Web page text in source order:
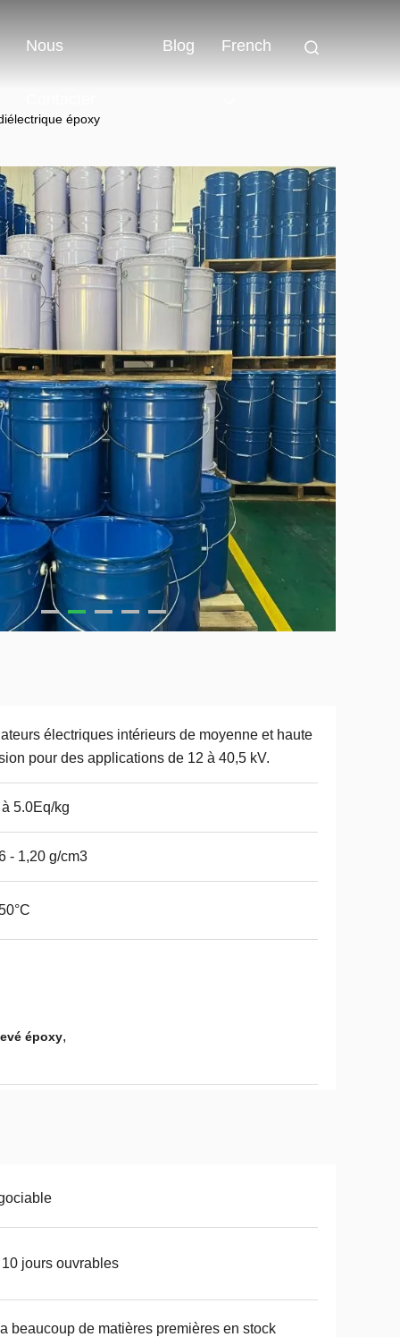
Nous Blog French
époxy
électriques intérieurs de moyenne et haute
pour des applications de 12 à 40,5 kV.
5.0Eq/kg
- 1,20 g/cm3
époxy,
jours ouvrables
beaucoup de matières premières en stock